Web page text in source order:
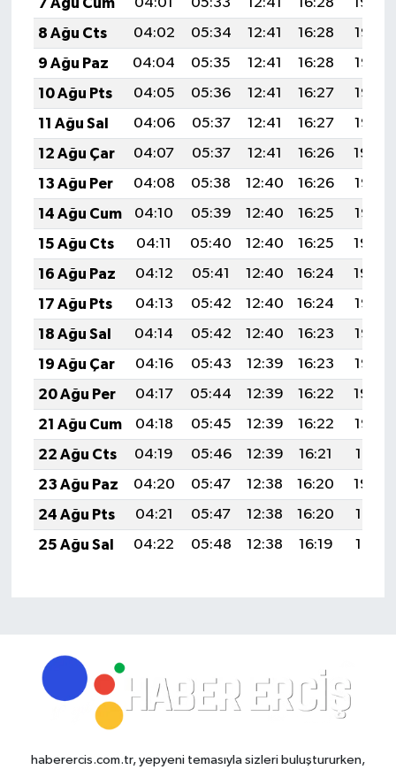
7 Ağu Cum 04:01 05:33 12:41 16:28
19:39
8 Ağu Cts
04:02 05:34 12:41 16:28
19:38
9 Ağu Paz
04:04 05:35 12:41 16:28
19:37
10 Ağu Pts
04:05 05:36 12:41 16:27
19:36
11 Ağu Sal
04:06 05:37 12:41 16:27
19:35
12 Ağu Çar
04:07 05:37 12:41 16:26
19:34
13 Ağu Per
04:08 05:38 12:40 16:26
19:33
14 Ağu Cum
04:10 05:39 12:40 16:25
19:32
15 Ağu Cts
04:11 05:40 12:40 16:25
19:30
16 Ağu Paz
04:12 05:41 12:40 16:24
19:29
17 Ağu Pts
04:13 05:42 12:40 16:24
19:28
18 Ağu Sal
04:14 05:42 12:40 16:23
19:27
19 Ağu Çar
04:16 05:43 12:39 16:23
19:25
20 Ağu Per
04:17 05:44 12:39 16:22
19:24
21 Ağu Cum
04:18 05:45 12:39 16:22
19:23
22 Ağu Cts
04:19 05:46 12:39 16:21
19:21
23 Ağu Paz
04:20 05:47 12:38 16:20
19:20
24 Ağu Pts
04:21 05:47 12:38 16:20
19:19
25 Ağu Sal
04:22 05:48 12:38 16:19 19:17
haberercis.com.tr, yepyeni temasıyla sizleri buluştururken,